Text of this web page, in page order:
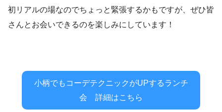
初リアルの場なのでちょっと緊張するかもですが、ぜひ皆
さんとお会いできるのを楽しみにしています！
小柄でもコーデテクニックがUPするランチ
会 詳細はこちら